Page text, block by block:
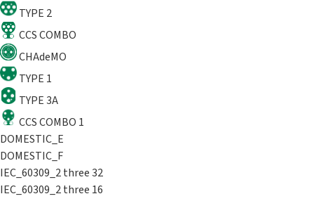
TYPE 2
CCS COMBO
CHAdeMO
TYPE 1
TYPE 3A
CCS COMBO 1
DOMESTIC_E
DOMESTIC_F
IEC_60309_2 three 32
IEC_60309_2 three 16